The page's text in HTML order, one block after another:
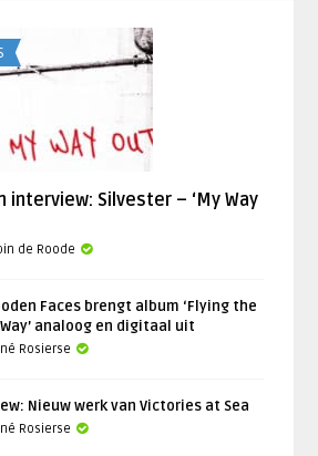
interview: Silvester – ‘My Way
de Roode
Faces brengt album ‘Flying the
analoog en digitaal uit
Rosierse
Nieuw werk van Victories at Sea
Rosierse